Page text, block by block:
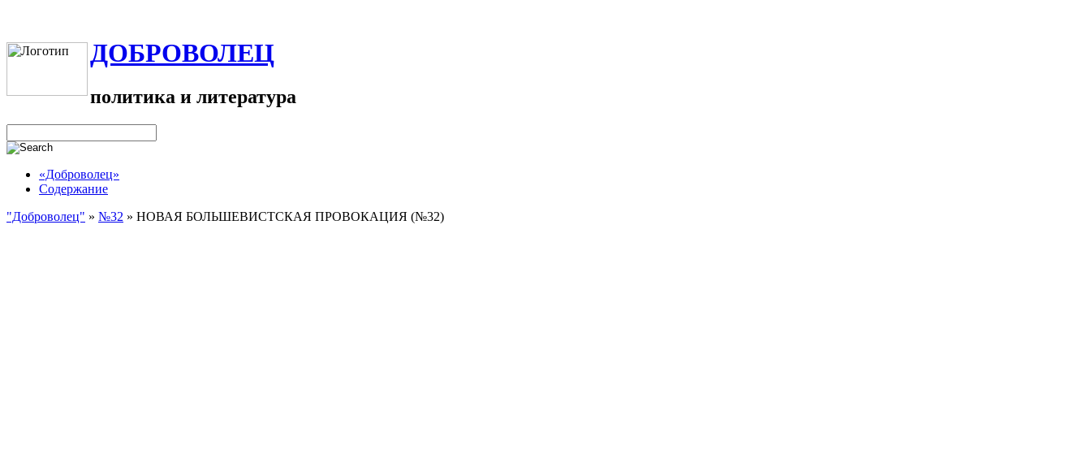
ДОБРОВОЛЕЦ
политика и литература
«Доброволец»
Содержание
"Доброволец" » №32 » НОВАЯ БОЛЬШЕВИСТСКАЯ ПРОВОКАЦИЯ (№32)